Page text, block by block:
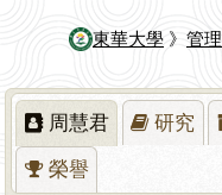
東華大學 》 管
周慧君 研究
榮譽